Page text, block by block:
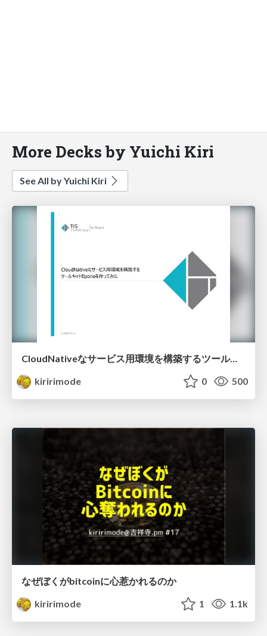
More Decks by Yuichi Kiri
See All by Yuichi Kiri
CloudNativeなサービス用環境を構築するツールキット Eponaを作った/toolkit to create cloud-native environment for our services
kiririmode
0 500
なぜぼくがbitcoinに心惹かれるのか
kiririmode
1 1.1k